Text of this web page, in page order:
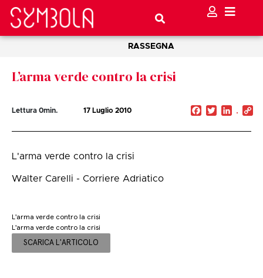
RASSEGNA
L’arma verde contro la crisi
Lettura 0min. 17 Luglio 2010 Facebook
Twitter
L'arma verde contro la crisi
Walter Carelli - Corriere Adriatico
L'arma verde contro la crisi
L'arma verde contro la crisi
SCARICA L'ARTICOLO